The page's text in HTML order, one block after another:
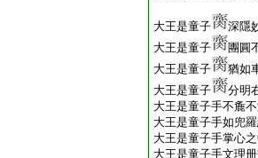
大王是童子
深隱
大王是童子
團圓
大王是童子
猶如
大王是童子
分明
大王是童子手不麁
大王是童子手如兜
大王是童子手掌心
大王是童子手文理